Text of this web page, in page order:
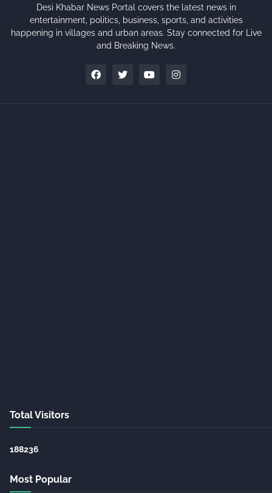
Desi Khabar News Portal covers the latest news in
entertainment, politics, business, sports, and activities
happening in villages and urban areas. Stay connected for Live
and Breaking News.
Total Visitors
188236
Most Popular